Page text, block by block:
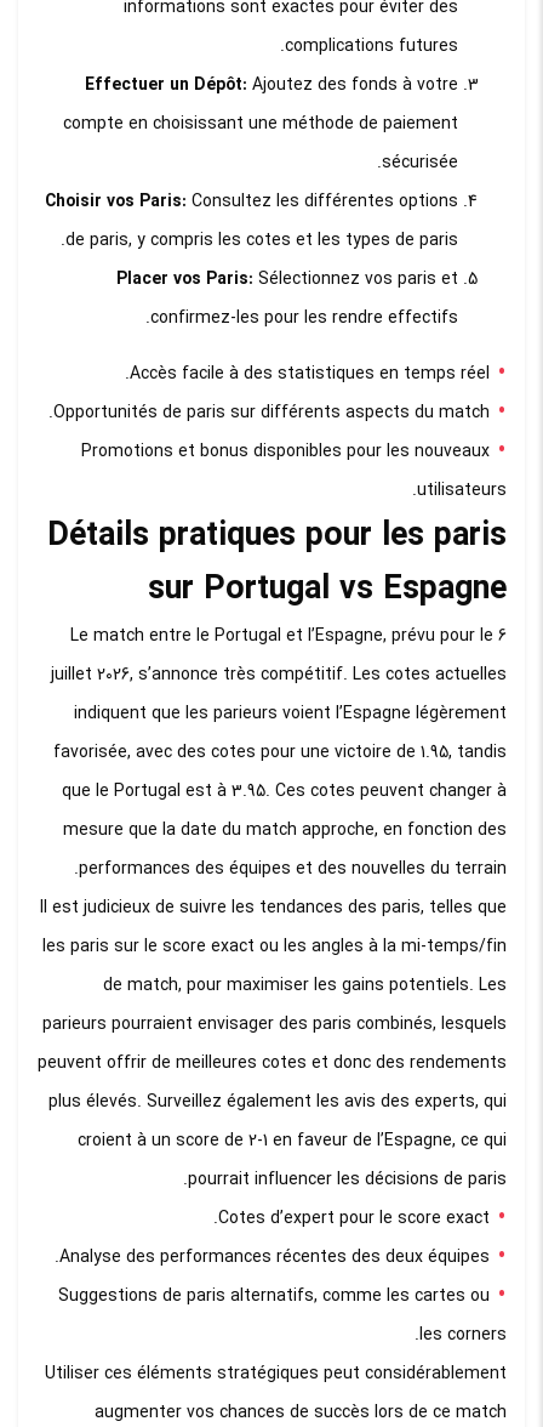
informations sont exactes pour éviter des
complications futures.
Effectuer un Dépôt: Ajoutez des fonds à votre
compte en choisissant une méthode de paiement
sécurisée.
Choisir vos Paris: Consultez les différentes options
de paris, y compris les cotes et les types de paris.
Placer vos Paris: Sélectionnez vos paris et
confirmez-les pour les rendre effectifs.
Accès facile à des statistiques en temps réel.
Opportunités de paris sur différents aspects du match.
Promotions et bonus disponibles pour les nouveaux
utilisateurs.
Détails pratiques pour les paris
sur Portugal vs Espagne
Le match entre le Portugal et l’Espagne, prévu pour le 6
juillet 2026, s’annonce très compétitif. Les cotes actuelles
indiquent que les parieurs voient l’Espagne légèrement
favorisée, avec des cotes pour une victoire de 1.95, tandis
que le Portugal est à 3.95. Ces cotes peuvent changer à
mesure que la date du match approche, en fonction des
performances des équipes et des nouvelles du terrain.
Il est judicieux de suivre les tendances des paris, telles que
les paris sur le score exact ou les angles à la mi-temps/fin
de match, pour maximiser les gains potentiels. Les
parieurs pourraient envisager des paris combinés, lesquels
peuvent offrir de meilleures cotes et donc des rendements
plus élevés. Surveillez également les avis des experts, qui
croient à un score de 2-1 en faveur de l’Espagne, ce qui
pourrait influencer les décisions de paris.
Cotes d’expert pour le score exact.
Analyse des performances récentes des deux équipes.
Suggestions de paris alternatifs, comme les cartes ou
les corners.
Utiliser ces éléments stratégiques peut considérablement
augmenter vos chances de succès lors de ce match